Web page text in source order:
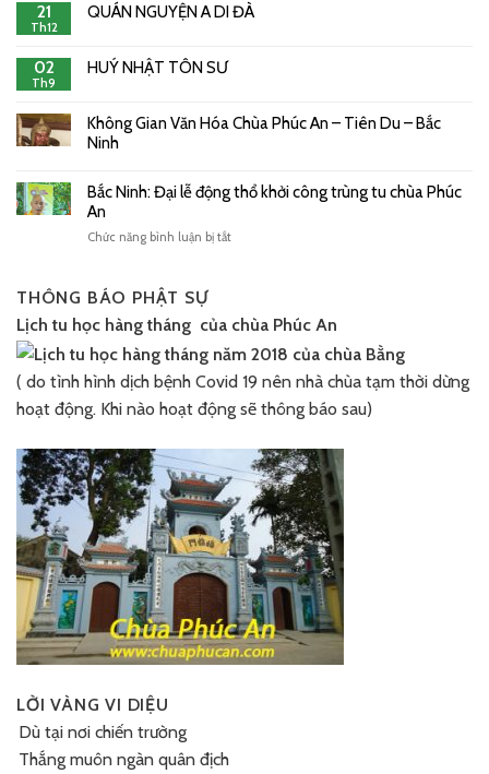
21
Th12
QUÁN NGUYỆN A DI ĐÀ
02
Th9
HUÝ NHẬT TÔN SƯ
Không Gian Văn Hóa Chùa Phúc An – Tiên Du – Bắc
Ninh
Bắc Ninh: Đại lễ động thổ khởi công trùng tu chùa Phúc
An
Chức năng bình luận bị tắtở
động
công
trùng
tu
Phúc
An
THÔNG BÁO PHẬT SỰ
Lịch tu học hàng tháng của chùa Phúc An
( do tình hình dịch bệnh Covid 19 nên nhà chùa tạm thời dừng
hoạt động. Khi nào hoạt động sẽ thông báo sau)
LỜI VÀNG VI DIỆU
Dù tại nơi chiến trường
Thắng muôn ngàn quân địch